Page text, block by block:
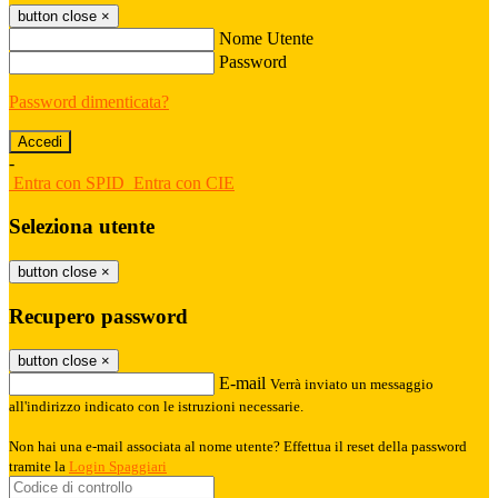
button close ×
Nome Utente
Password
Password dimenticata?
-
Entra con SPID Entra con CIE
Seleziona utente
button close ×
Recupero password
button close ×
E-mail Verrà inviato un messaggio
all'indirizzo indicato con le istruzioni necessarie.
Non hai una e-mail associata al nome utente? Effettua il reset della password
tramite la Login Spaggiari